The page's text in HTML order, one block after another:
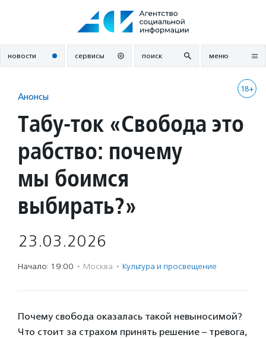
новости сервисы поиск меню
18+
Анонсы
Табу-ток «Свобода это
рабство: почему
мы боимся
выбирать?»
23.03.2026
Начало: 19:00 · Москва · Культура и просвещение
Почему свобода оказалась такой невыносимой?
Что стоит за страхом принять решение – тревога,